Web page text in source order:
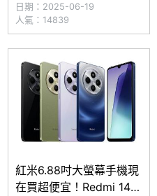
14C 會是個相當實用的選擇！
它不僅搭載 5,160mAh 大電
量、支援 18W 充電速度，還擁
有 6.88 吋大螢幕與 5,000 萬
畫素主鏡頭，讓你在處理公事時
日期：2025-06-19
人氣：14839
紅米6.88吋大螢幕手機現
在買超便宜！Redmi 14C